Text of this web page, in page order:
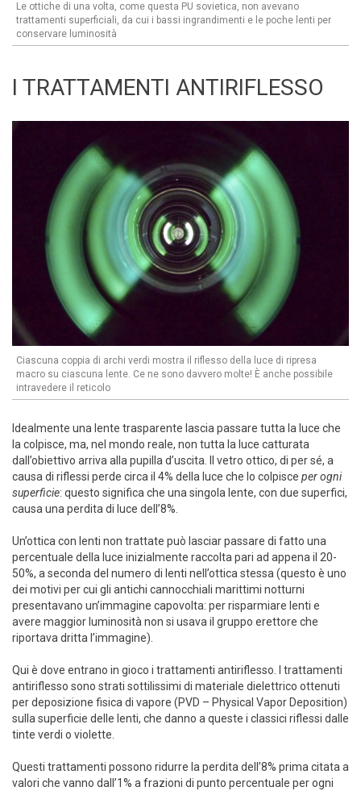
Le ottiche di una volta, come questa PU sovietica, non avevano
trattamenti superficiali, da cui i bassi ingrandimenti e le poche lenti per
conservare luminosità
I TRATTAMENTI ANTIRIFLESSO
Ciascuna coppia di archi verdi mostra il riflesso della luce di ripresa
macro su ciascuna lente. Ce ne sono davvero molte! È anche possibile
intravedere il reticolo
Idealmente una lente trasparente lascia passare tutta la luce che
la colpisce, ma, nel mondo reale, non tutta la luce catturata
dall’obiettivo arriva alla pupilla d’uscita. Il vetro ottico, di per sé, a
causa di riflessi perde circa il 4% della luce che lo colpisce per ogni
superficie: questo significa che una singola lente, con due superfici,
causa una perdita di luce dell’8%.
Un’ottica con lenti non trattate può lasciar passare di fatto una
percentuale della luce inizialmente raccolta pari ad appena il 20-
50%, a seconda del numero di lenti nell’ottica stessa (questo è uno
dei motivi per cui gli antichi cannocchiali marittimi notturni
presentavano un’immagine capovolta: per risparmiare lenti e
avere maggior luminosità non si usava il gruppo erettore che
riportava dritta l’immagine).
Qui è dove entrano in gioco i trattamenti antiriflesso. I trattamenti
antiriflesso sono strati sottilissimi di materiale dielettrico ottenuti
per deposizione fisica di vapore (PVD – Physical Vapor Deposition)
sulla superficie delle lenti, che danno a queste i classici riflessi dalle
tinte verdi o violette.
Questi trattamenti possono ridurre la perdita dell’8% prima citata a
valori che vanno dall’1% a frazioni di punto percentuale per ogni